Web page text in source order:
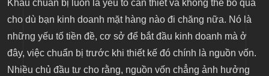
Khâu chuẩn bị luôn là yếu tố cần thiết và không thể bỏ qua
cho dù bạn kinh doanh mặt hàng nào đi chăng nữa. Nó là
những yếu tố tiền đề, cơ sở để bắt đầu kinh doanh mà ở
đây, việc chuẩn bị trước khi thiết kế đó chính là nguồn vốn.
Nhiều chủ đầu tư cho rằng, nguồn vốn chẳng ảnh hưởng